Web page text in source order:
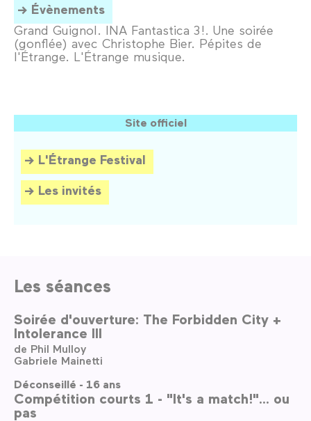
Évènements
Grand Guignol. INA Fantastica 3 !. Une soirée
(gonflée) avec Christophe Bier. Pépites de
l'Étrange. L'Étrange musique.
Site officiel
L'Étrange Festival
Les invités
Les séances
Soirée d'ouverture: The Forbidden City +
Intolerance III
de Phil Mulloy
Gabriele Mainetti
Déconseillé - 16 ans
Compétition courts 1 - "It's a match!"... ou
pas